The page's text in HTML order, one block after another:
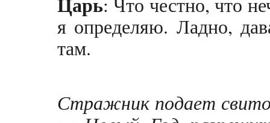
я определяю. Ладно,
там.
Стражник подает